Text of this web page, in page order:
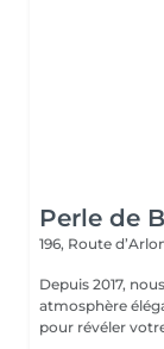
Perle de
196, Route
Depuis 2017,
atmosphère
pour révéler